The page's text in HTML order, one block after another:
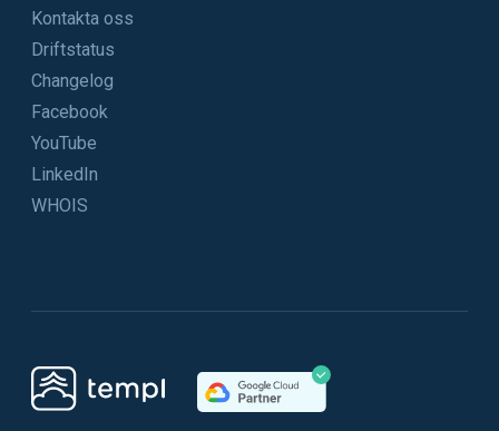
Kontakta oss
Driftstatus
Changelog
Facebook
YouTube
LinkedIn
WHOIS